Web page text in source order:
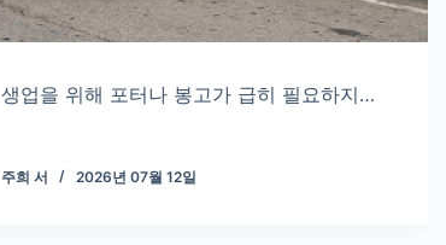
생업을 위해 포터나 봉고가 급히 필요하지…
주희 서 2026년 07월 12일